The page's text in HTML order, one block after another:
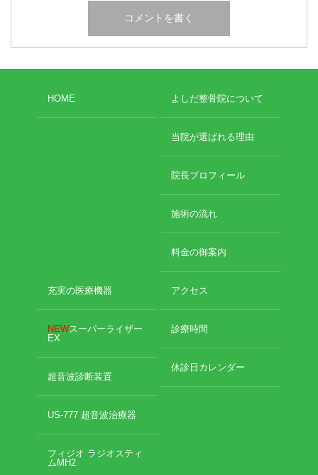
HOME よしだ整骨院について
当院が選ばれる理由
院長プロフィール
施術の流れ
料金の御案内
充実の医療機器
NEWスーパーライザー
EX
超音波診断装置
US-777 超音波治療器
フィジオ ラジオスティ
ムMH2
アクセス
診療時間
休診日カレンダー